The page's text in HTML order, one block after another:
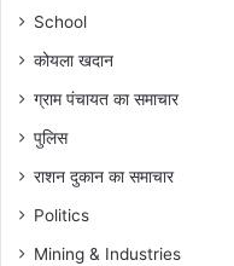
School
कोयला खदान
ग्राम पंचायत का समाचार
पुलिस
राशन दुकान का समाचार
Politics
Mining & Industries